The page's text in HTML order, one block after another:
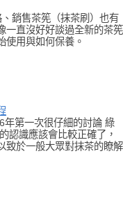
銷售茶筅（抹茶刷）也有
一直沒好好談過全新的茶筅
使用與如何保養。
第一次很仔細的討論 綠
認識應該會比較正確了，
致於一般大眾對抹茶的瞭解